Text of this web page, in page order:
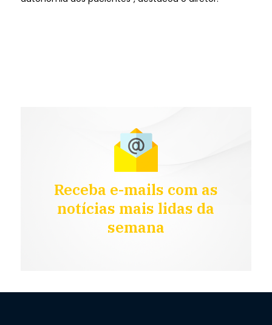
Receba e-mails com as
notícias mais lidas da
semana